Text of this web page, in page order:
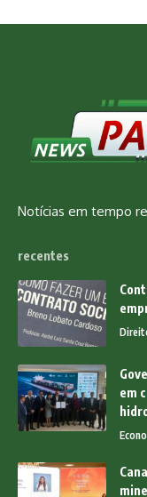
Notícias em tempo
recentes
em